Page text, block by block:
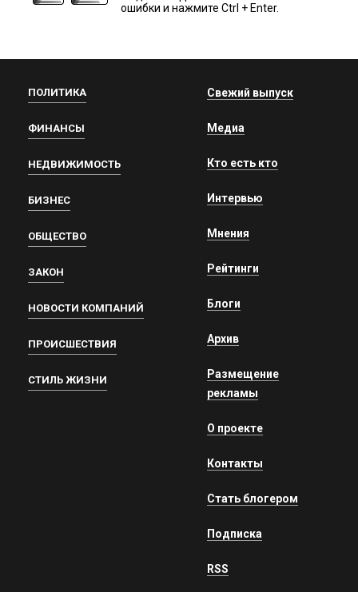
ошибки и нажмите Ctrl + Enter.
ПОЛИТИКА
ФИНАНСЫ
НЕДВИЖИМОСТЬ
БИЗНЕС
ОБЩЕСТВО
ЗАКОН
НОВОСТИ КОМПАНИЙ
ПРОИСШЕСТВИЯ
СТИЛЬ ЖИЗНИ
Свежий выпуск
Медиа
Кто есть кто
Интервью
Мнения
Рейтинги
Блоги
Архив
Размещение
рекламы
О проекте
Контакты
Стать блогером
Подписка
RSS